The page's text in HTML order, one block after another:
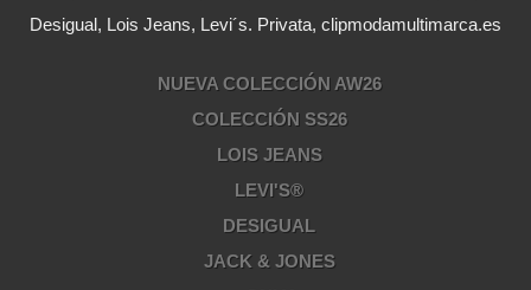
Desigual, Lois Jeans, Levi´s. Privata, clipmodamultimarca.es
NUEVA COLECCIÓN AW26
COLECCIÓN SS26
LOIS JEANS
LEVI'S®
DESIGUAL
JACK & JONES